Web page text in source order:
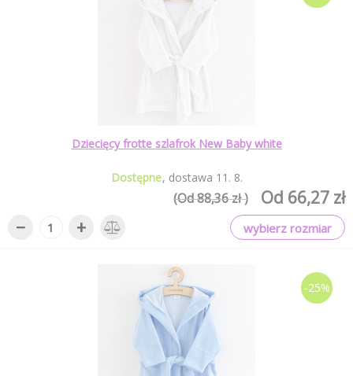
Dziecięcy frotte szlafrok New Baby white
Dostępne dostawa 11 . 8.
Od 66,27 zł
(Od 88,36 zł )
− + wybierz rozmiar
-25%